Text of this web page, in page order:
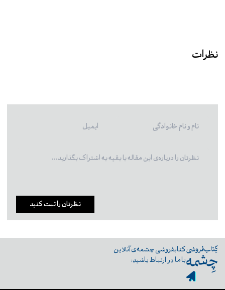
نظرات
نظرتان را ثبت کنید
کتابفروشی چشمه‌ی آنلاین
با ما در ارتباط باشید: